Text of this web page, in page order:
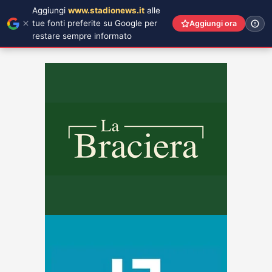
Aggiungi www.stadionews.it alle
tue fonti preferite su Google per
restare sempre informato
Aggiungi ora